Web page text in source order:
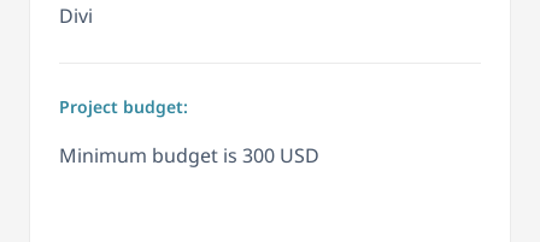
Divi
Project budget:
Minimum budget is 300 USD